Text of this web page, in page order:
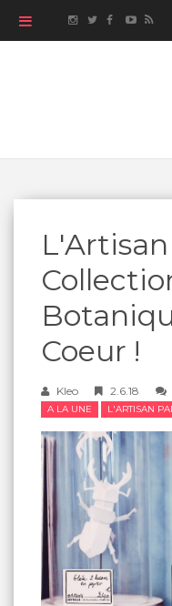
Coeur !
Kleo 2.6.18
A LA UNE L'ARTISAN